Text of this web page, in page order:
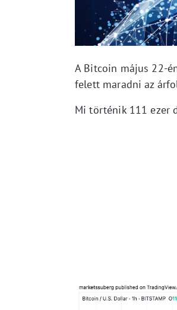
A Bitcoin május 22-
felett maradni az
Mi történik 111 ezer